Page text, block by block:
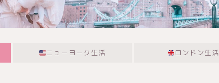
ニューヨーク生活 ロンドン生活